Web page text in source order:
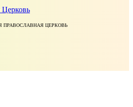
ПРАВОСЛАВНАЯ ЦЕРКОВЬ